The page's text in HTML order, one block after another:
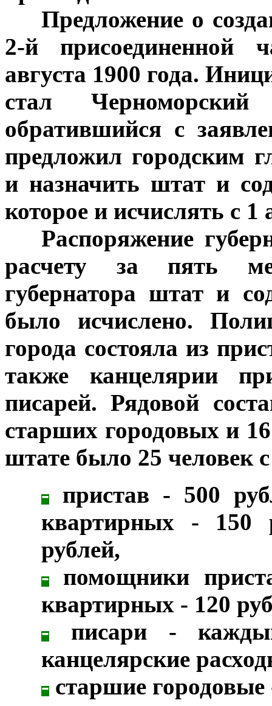
Предложение о
2-й присоединенной
августа 1900 года.
стал Черноморский
обратившийся с
предложил городским
и назначить штат и
которое и исчислять с 1
Распоряжение
расчету за пять
губернатора штат и
было исчислено.
города состояла из
также канцелярии
писарей. Рядовой
старших городовых и
штате было 25 человек
- пристав - 500
квартирных - 150
рублей,
- помощники
квартирных - 120
- писари -
канцелярские
- старшие